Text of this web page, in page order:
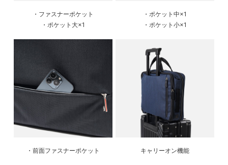
・ファスナーポケット
・ポケット大×1
・ポケット中×1
・ポケット小×1
・前面ファスナーポケット キャリーオン機能